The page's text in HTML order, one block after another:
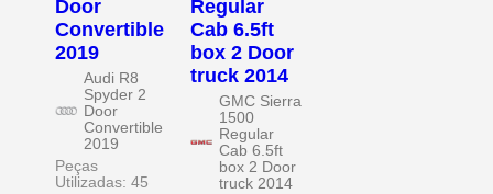
Door
Convertible
2019
Audi R8
Spyder 2
Door
Convertible
2019
Peças
Utilizadas: 45
Regular
Cab 6.5ft
box 2 Door
truck 2014
GMC Sierra
1500
Regular
Cab 6.5ft
box 2 Door
truck 2014